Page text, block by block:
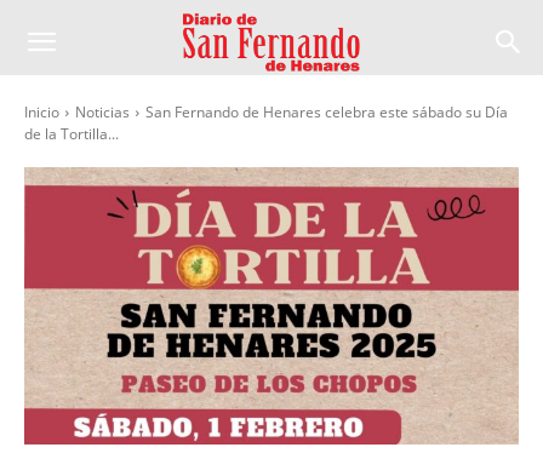
Inicio Noticias
San Fernando de Henares celebra este sábado su Día
de la Tortilla...